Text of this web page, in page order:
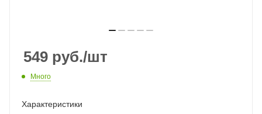
549 руб./шт
Много
Характеристики